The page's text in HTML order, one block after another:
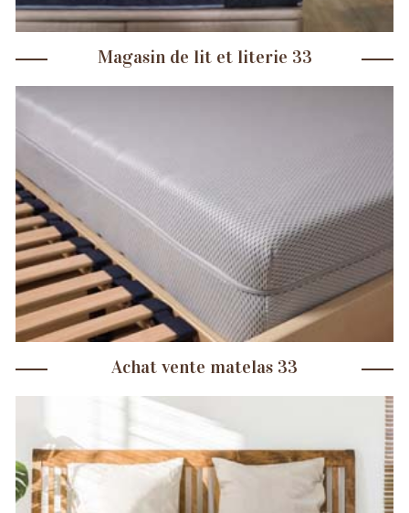
Magasin de lit et literie 33
Achat vente matelas 33